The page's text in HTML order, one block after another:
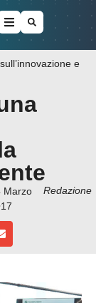
e
Marzo
Redazione